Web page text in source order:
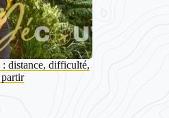
: distance, difficulté,